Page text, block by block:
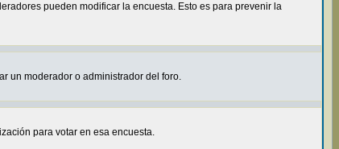
pueden modificar la encuesta. Esto es para prevenir la
un moderador o administrador del foro.
para votar en esa encuesta.